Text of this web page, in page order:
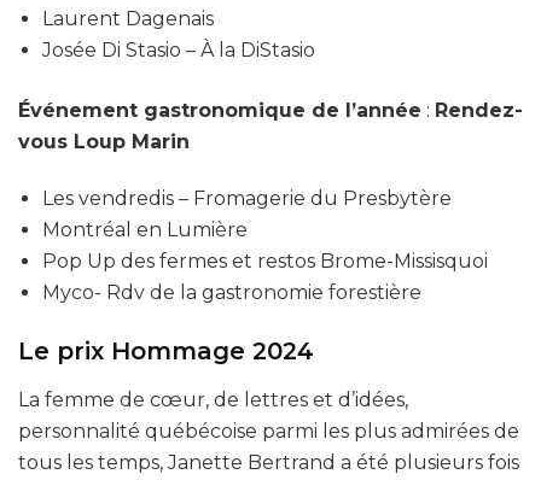
Laurent Dagenais
Josée Di Stasio – À la DiStasio
Événement gastronomique de l’année : Rendez-
vous Loup Marin
Les vendredis – Fromagerie du Presbytère
Montréal en Lumière
Pop Up des fermes et restos Brome-Missisquoi
Myco- Rdv de la gastronomie forestière
Le prix Hommage 2024
La femme de cœur, de lettres et d’idées,
personnalité québécoise parmi les plus admirées de
tous les temps, Janette Bertrand a été plusieurs fois